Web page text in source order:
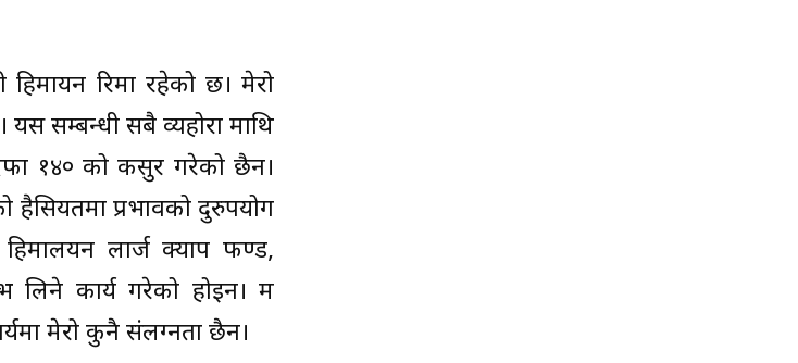
रिमा रहेको छ। मेरो
यस सम्बन्धी सबै व्यहोरा माथि
१४० को कसुर गरेको छैन।
हैसियतमा प्रभावको दुरुपयोग
लार्ज क्याप फण्ड,
कार्य गरेको होइन। म
मेरो कुनै संलग्नता छैन।